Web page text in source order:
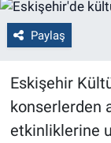
Paylaş
Eskişehir
konserlerden
etkinliklerine
Bilecik
Gezi
Genel